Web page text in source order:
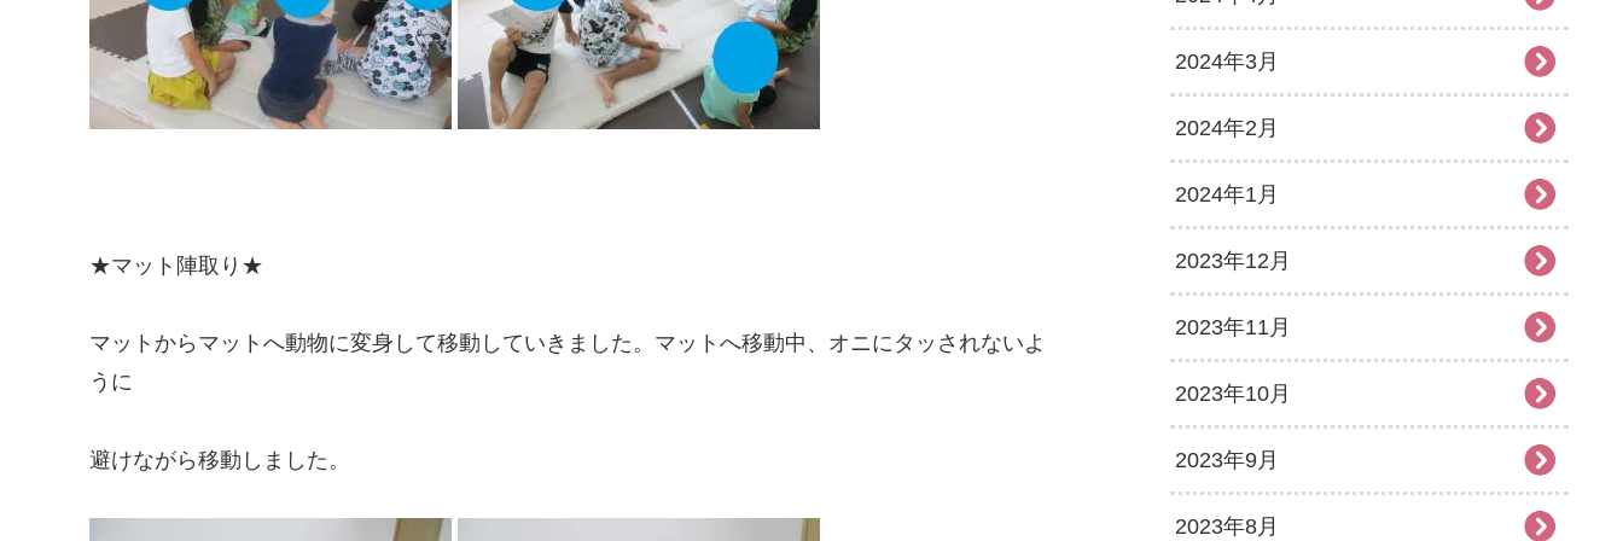
★マット陣取り★
マットからマットへ動物に変身して移動していきました。マットへ移動中、オニにタッされないよ
うに
避けながら移動しました。
2024年3月
2024年2月
2024年1月
2023年12月
2023年11月
2023年10月
2023年9月
2023年8月